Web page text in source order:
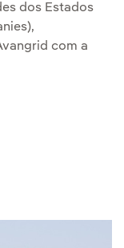
dos Estados
com a
a Iberdrola
a Iberdrola
a